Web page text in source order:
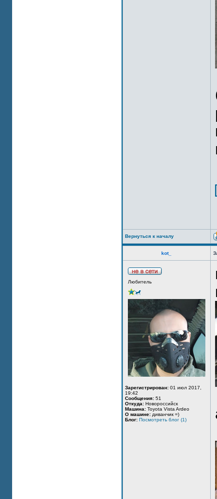
Вернуться к началу
kot_
Любитель
Зарегистрирован: 01 июл 2017,
19:42
Сообщения: 51
Откуда: Новороссийск
Машина: Toyota Vista Ardeo
О машине: диванчик =)
Блог: Посмотреть блог (1)